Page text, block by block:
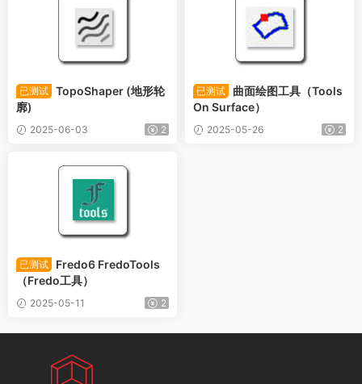
已测试 TopoShaper (地形轮
廓)
2025-06-03 2
已测试
曲面绘图工具（Tools
On Surface）
2025-05-26 2
已测试
Fredo6 FredoTools
（Fredo工具）
2025-05-11 2